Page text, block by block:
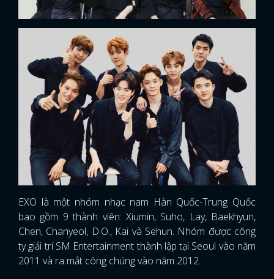
EXO là một nhóm nhạc nam Hàn Quốc-Trung Quốc
bao gồm 9 thành viên: Xiumin, Suho, Lay, Baekhyun,
Chen, Chanyeol, D.O., Kai và Sehun. Nhóm được công
ty giải trí SM Entertainment thành lập tại Seoul vào năm
2011 và ra mắt công chúng vào năm 2012.